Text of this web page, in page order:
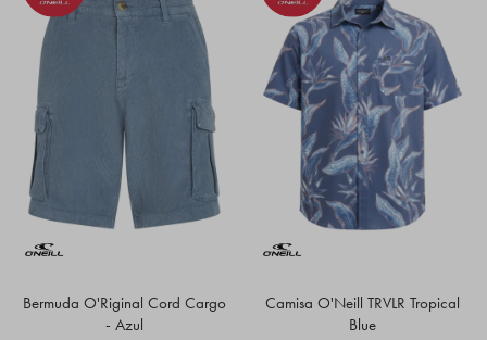
Bermuda O'Riginal Cord Cargo
- Azul
Camisa O'Neill TRVLR Tropical
Blue